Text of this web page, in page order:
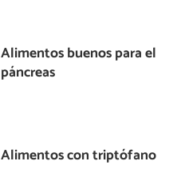
Alimentos buenos para el
páncreas
Alimentos con triptófano